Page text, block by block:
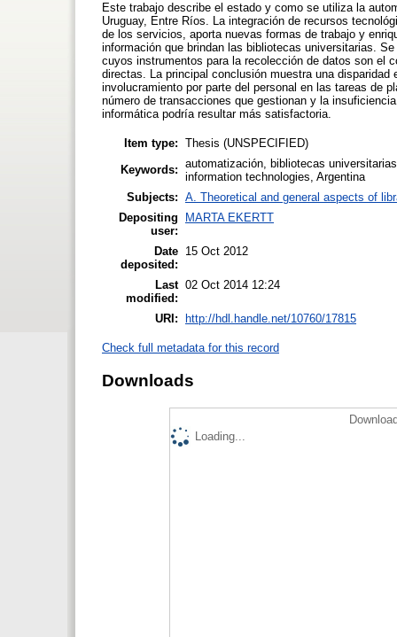
Este trabajo describe el estado y como se utiliza la
Uruguay, Entre Ríos. La integración de recursos
de los servicios, aporta nuevas formas de trabajo y
información que brindan las bibliotecas universitarias.
cuyos instrumentos para la recolección de datos son el
directas. La principal conclusión muestra una
involucramiento por parte del personal en las tareas de
número de transacciones que gestionan y la
informática podría resultar más satisfactoria.
Item type: Thesis (UNSPECIFIED)
Keywords: automatización, bibliotecas
information technologies, Argentina
Subjects: A. Theoretical and general aspects of
Depositing
user:
MARTA EKERTT
Date
deposited:
15 Oct 2012
Last
modified:
02 Oct 2014 12:24
URI: http://hdl.handle.net/10760/17815
Check full metadata for this record
Downloads
Loading...